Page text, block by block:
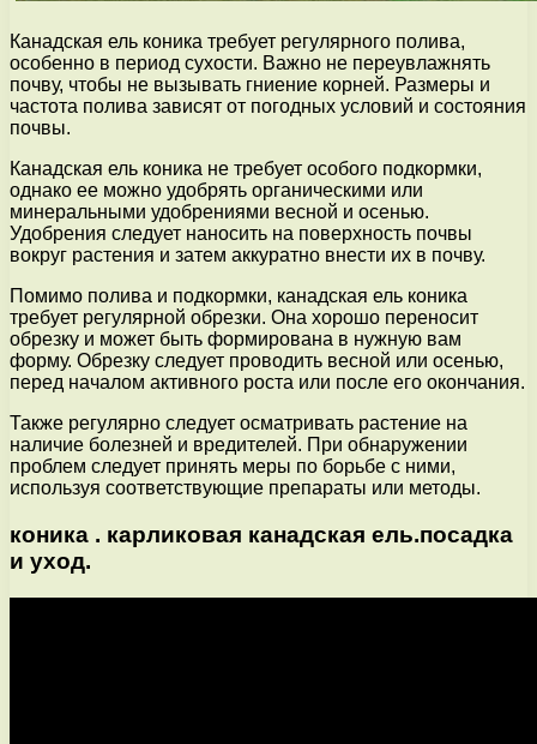
Канадская ель коника требует регулярного полива,
особенно в период сухости. Важно не переувлажнять
почву, чтобы не вызывать гниение корней. Размеры и
частота полива зависят от погодных условий и состояния
почвы.
Канадская ель коника не требует особого подкормки,
однако ее можно удобрять органическими или
минеральными удобрениями весной и осенью.
Удобрения следует наносить на поверхность почвы
вокруг растения и затем аккуратно внести их в почву.
Помимо полива и подкормки, канадская ель коника
требует регулярной обрезки. Она хорошо переносит
обрезку и может быть формирована в нужную вам
форму. Обрезку следует проводить весной или осенью,
перед началом активного роста или после его окончания.
Также регулярно следует осматривать растение на
наличие болезней и вредителей. При обнаружении
проблем следует принять меры по борьбе с ними,
используя соответствующие препараты или методы.
коника . карликовая канадская ель.посадка
и уход.